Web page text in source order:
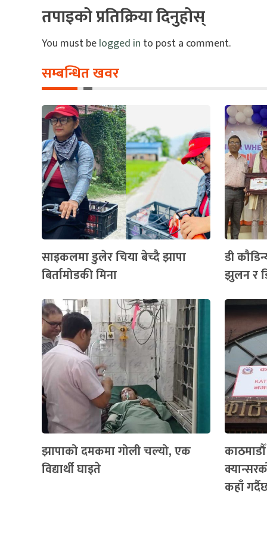
तपाइको प्रतिक्रिया दिनुहोस्
You must belogged in to post a comment.
सम्बन्धित खवर
साइकलमा डुलेर चिया बेच्दै झापा
बिर्तामोडकी मिना
डी
झुलन र
झापाको दमकमा गोली चल्यो, एक
विद्यार्थी घाइते
कहाँ